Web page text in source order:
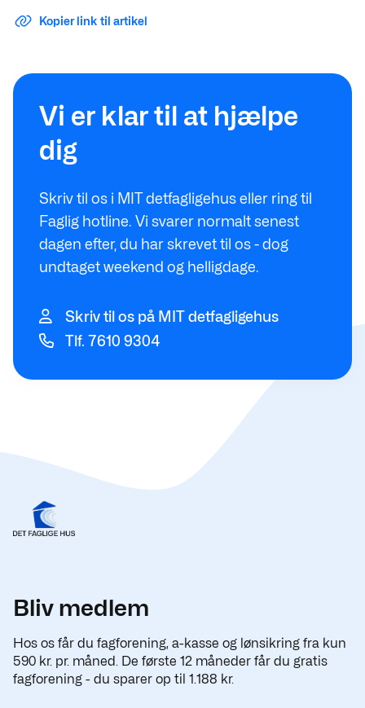
Kopier link til artikel
Vi er klar til at hjælpe
dig
Skriv til os i MIT detfagligehus eller ring til
Faglig hotline. Vi svarer normalt senest
dagen efter, du har skrevet til os - dog
undtaget weekend og helligdage.
Skriv til os på MIT detfagligehus
Tlf. 7610 9304
Bliv medlem
Hos os får du fagforening, a-kasse og lønsikring fra kun
590 kr. pr. måned. De første 12 måneder får du gratis
fagforening - du sparer op til 1.188 kr.